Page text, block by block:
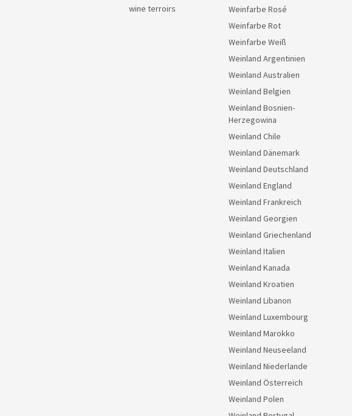
wine terroirs
Weinfarbe Rosé
Weinfarbe Rot
Weinfarbe Weiß
Weinland Argentinien
Weinland Australien
Weinland Belgien
Weinland Bosnien-
Herzegowina
Weinland Chile
Weinland Dänemark
Weinland Deutschland
Weinland England
Weinland Frankreich
Weinland Georgien
Weinland Griechenland
Weinland Italien
Weinland Kanada
Weinland Kroatien
Weinland Libanon
Weinland Luxembourg
Weinland Marokko
Weinland Neuseeland
Weinland Niederlande
Weinland Österreich
Weinland Polen